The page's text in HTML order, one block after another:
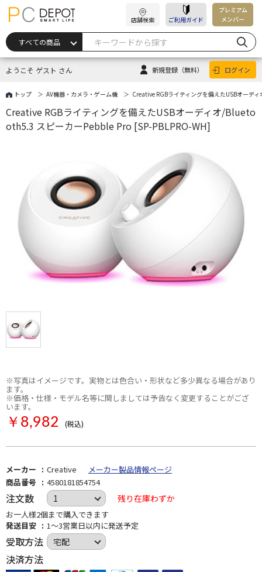
店舗検索 ご利用ガイド
プレミアム
メンバー
ようこそ ゲスト さん 新規登録 （無料） ログイン
トップ AV機器・カメラ・ゲーム機 Creative RGBライティングを備えたUSBオーデ
※写真はイメージです。実物とは色合い・形状など多少異なる場合があり
ます。
※価格・仕様・モデル名等に関しましては予告なく変更することがござ
います。
Creative RGBライティングを備えたUSBオーディオ/Blueto
oth5.3 スピーカーPebble Pro [SP-PBLPRO-WH]
￥8,982 (税込)
メーカー Creative
メーカー製品情報ページ
商品番号
4580181854754
注文数 残り在庫わずか
お一人様2個まで購入できます
発送目安
1～3営業日以内に発送予定
受取方法
決済方法